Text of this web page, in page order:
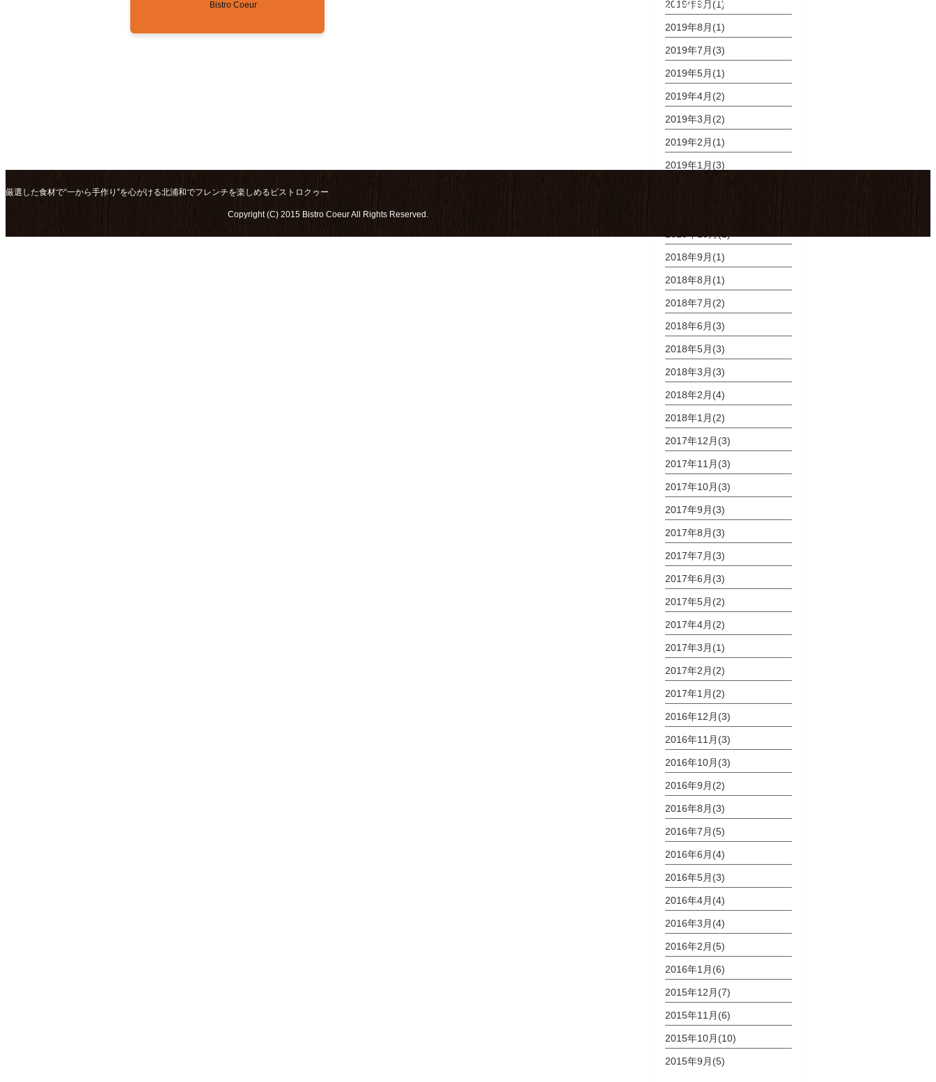
2019年9月(1)
2019年8月(1)
2019年7月(3)
2019年5月(1)
2019年4月(2)
2019年3月(2)
2019年2月(1)
2019年1月(3)
2018年10月(1)
2018年9月(1)
2018年8月(1)
2018年7月(2)
2018年6月(3)
2018年5月(3)
2018年3月(3)
2018年2月(4)
2018年1月(2)
2017年12月(3)
2017年11月(3)
2017年10月(3)
2017年9月(3)
2017年8月(3)
2017年7月(3)
2017年6月(3)
2017年5月(2)
2017年4月(2)
2017年3月(1)
2017年2月(2)
2017年1月(2)
2016年12月(3)
2016年11月(3)
2016年10月(3)
2016年9月(2)
2016年8月(3)
2016年7月(5)
2016年6月(4)
2016年5月(3)
2016年4月(4)
2016年3月(4)
2016年2月(5)
2016年1月(6)
2015年12月(7)
2015年11月(6)
2015年10月(10)
2015年9月(5)
厳選した食材で“一から手作り”を心がける北浦和でフレンチを楽しめるビストロクゥー
Copyright (C) 2015 Bistro Coeur All Rights Reserved.